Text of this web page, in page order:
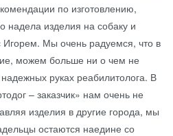
по изготовлению,
надела изделия на собаку и
Игорем. Мы очень радуемся, что в
можем больше ни о чем не
руках реабилитолога. В
– заказчик» нам очень не
изделия в другие города, мы
остаются наедине со